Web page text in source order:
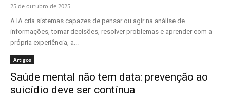
25 de outubro de 2025
A IA cria sistemas capazes de pensar ou agir na análise de
informações, tomar decisões, resolver problemas e aprender com a
própria experiência, a...
Artigos
Saúde mental não tem data: prevenção ao
suicídio deve ser contínua